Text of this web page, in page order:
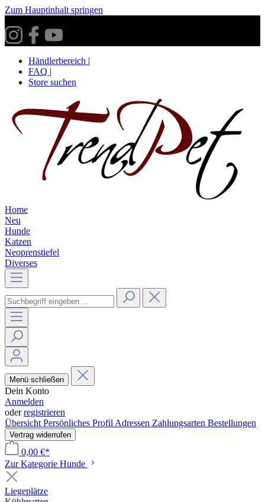
Zum Hauptinhalt springen
Händlerbereich |
FAQ |
Store suchen
Home
Neu
Hunde
Katzen
Neoprenstiefel
Diverses
Menü schließen
Dein Konto
Anmelden
oderregistrieren
Übersicht Persönliches Profil Adressen Zahlungsarten Bestellungen
Vertrag widerrufen
0,00 €*
Zur Kategorie Hunde
Liegeplätze